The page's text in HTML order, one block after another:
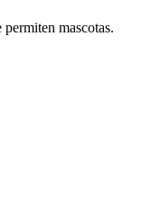
mascotas.